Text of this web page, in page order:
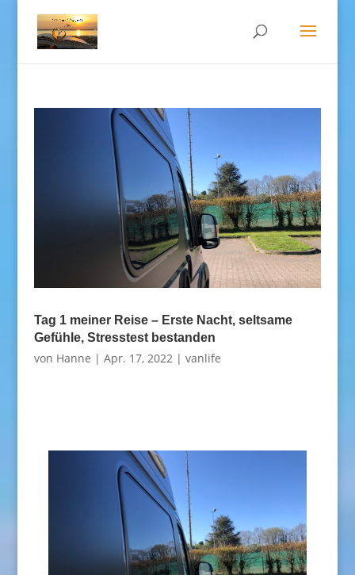
Tag 1 meiner Reise – Erste Nacht, seltsame
Gefühle, Stresstest bestanden
von Hanne | Apr. 17, 2022 | vanlife